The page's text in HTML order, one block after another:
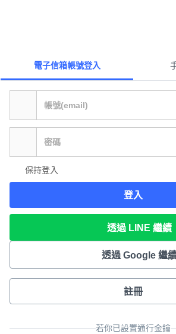
電子信箱帳號登入
保持登入
登入
透過 LINE 繼續
透過 Google 繼
註冊
若你已設置通行金鑰